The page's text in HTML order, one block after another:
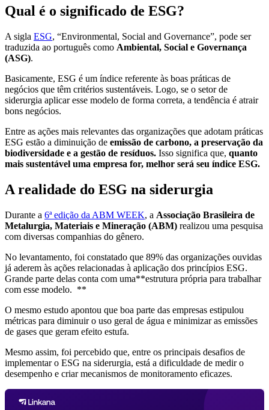
Qual é o significado de ESG?
A sigla ESG, “Environmental, Social and Governance”, pode ser
traduzida ao português como Ambiental, Social e Governança
(ASG).
Basicamente, ESG é um índice referente às boas práticas de
negócios que têm critérios sustentáveis. Logo, se o setor de
siderurgia aplicar esse modelo de forma correta, a tendência é atrair
bons negócios.
Entre as ações mais relevantes das organizações que adotam práticas
ESG estão a diminuição de emissão de carbono, a preservação da
biodiversidade e a gestão de resíduos. Isso significa que, quanto
mais sustentável uma empresa for, melhor será seu índice ESG.
A realidade do ESG na siderurgia
Durante a 6ª edição da ABM WEEK, a Associação Brasileira de
Metalurgia, Materiais e Mineração (ABM) realizou uma pesquisa
com diversas companhias do gênero.
No levantamento, foi constatado que 89% das organizações ouvidas
já aderem às ações relacionadas à aplicação dos princípios ESG.
Grande parte delas conta com uma**estrutura própria para trabalhar
com esse modelo. **
O mesmo estudo apontou que boa parte das empresas estipulou
métricas para diminuir o uso geral de água e minimizar as emissões
de gases que geram efeito estufa.
Mesmo assim, foi percebido que, entre os principais desafios de
implementar o ESG na siderurgia, está a dificuldade de medir o
desempenho e criar mecanismos de monitoramento eficazes.